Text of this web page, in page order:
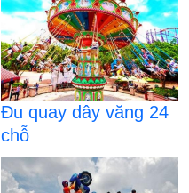
Đu quay dây văng 24
chỗ